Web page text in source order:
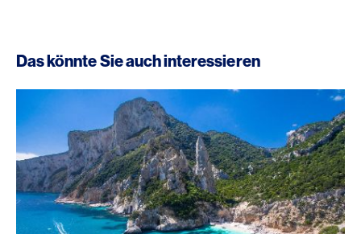
Das könnte Sie auch interessieren